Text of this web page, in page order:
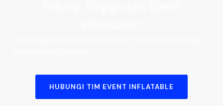
HUBUNGI TIM EVENT INFLATABLE